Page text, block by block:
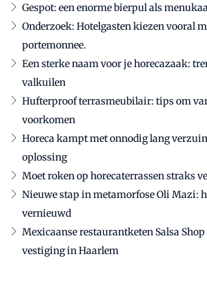
Gespot: een enorme bierpul als
Onderzoek: Hotelgasten kiezen vooral
portemonnee.
Een sterke naam voor je horecazaak:
valkuilen
Hufterproof terrasmeubilair: tips om
voorkomen
Horeca kampt met onnodig lang
oplossing
Moet roken op horecaterrassen straks
Nieuwe stap in metamorfose Oli Mazi:
vernieuwd
Mexicaanse restaurantketen Salsa Shop
vestiging in Haarlem